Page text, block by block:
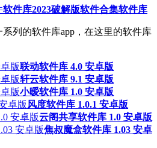
软件库2023破解版软件合集软件库
列的软件库app，在这里的软件库
联动软件库 4.0 安卓版
轩云软件库 9.1 安卓版
小暧软件库 1.0 安卓版
风度软件库 1.0.1 安卓版
云阁共享软件库 1.0 安卓版
焦叔魔盒软件库 1.03 安卓